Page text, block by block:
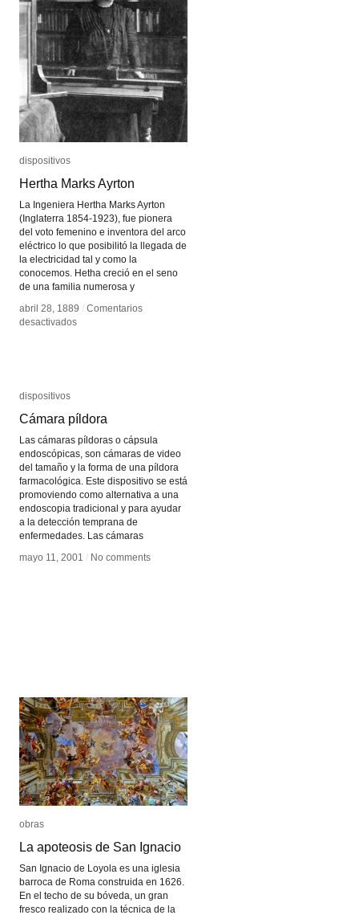
dispositivos
Hertha Marks Ayrton
La Ingeniera Hertha Marks Ayrton
(Inglaterra 1854-1923), fue pionera
del voto femenino e inventora del arco
eléctrico lo que posibilitó la llegada de
la electricidad tal y como la
conocemos. Hetha creció en el seno
de una familia numerosa y
abril 28, 1889 / Comentarios
desactivadosen
dispositivos
Hertha Marks Ayrton
abril 28, 1889 / Comentarios
desactivadosen
dispositivos
Cámara píldora
Las cámaras píldoras o cápsula
endoscópicas, son cámaras de video
del tamaño y la forma de una píldora
farmacológica. Este dispositivo se está
promoviendo como alternativa a una
endoscopia tradicional y para ayudar
a la detección temprana de
enfermedades. Las cámaras
mayo 11, 2001 / No comments
dispositivos
Cámara píldora
mayo 11, 2001 / No comments
obras
La apoteosis de San Ignacio
San Ignacio de Loyola es una iglesia
barroca de Roma construida en 1626.
En el techo de su bóveda, un gran
fresco realizado con la técnica de la
obras
La apoteosis de San Ignacio